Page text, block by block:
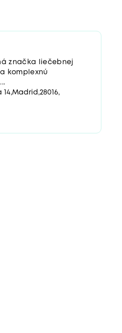
značka liečebnej
komplexnú